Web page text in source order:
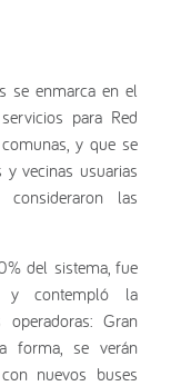
se enmarca en el
para Red
y que se
vecinas usuarias
las
del sistema, fue
y contempló la
Gran
forma, se verán
nuevos buses